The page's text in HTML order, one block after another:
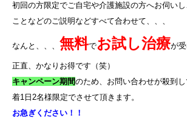
初回の方限定でご自宅や介護施設の方へお伺い
ことなどのご説明などすべて合わせて、、、
なんと、、、 無料でお試し治療が
正直、かなりお得です（笑）
キャンペーン期間のため、お問い合わせが殺到
着1 日 2名様限定でさせて頂きます。
お急ぎください！！